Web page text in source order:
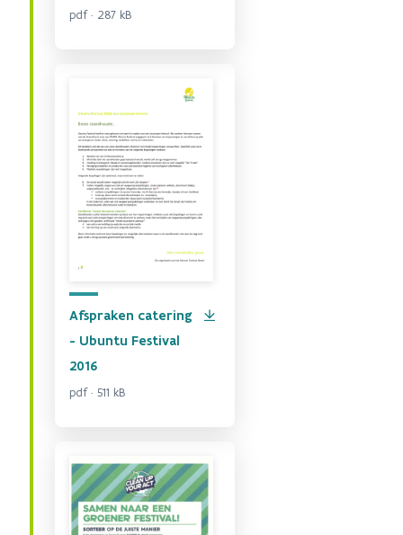
pdf · 287 kB
Afspraken catering
- Ubuntu Festival
2016
pdf · 511 kB